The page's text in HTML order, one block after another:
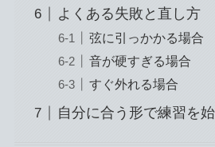
よくある失敗と直し方
弦に引っかかる場合
音が硬すぎる場合
すぐ外れる場合
自分に合う形で練習を